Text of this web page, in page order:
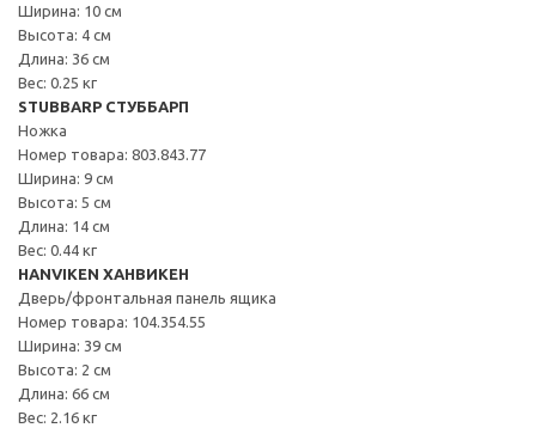
Ширина: 10 см
Высота: 4 см
Длина: 36 см
Вес: 0.25 кг
STUBBARP СТУББАРП
Ножка
Номер товара: 803.843.77
Ширина: 9 см
Высота: 5 см
Длина: 14 см
Вес: 0.44 кг
HANVIKEN ХАНВИКЕН
Дверь/фронтальная панель ящика
Номер товара: 104.354.55
Ширина: 39 см
Высота: 2 см
Длина: 66 см
Вес: 2.16 кг